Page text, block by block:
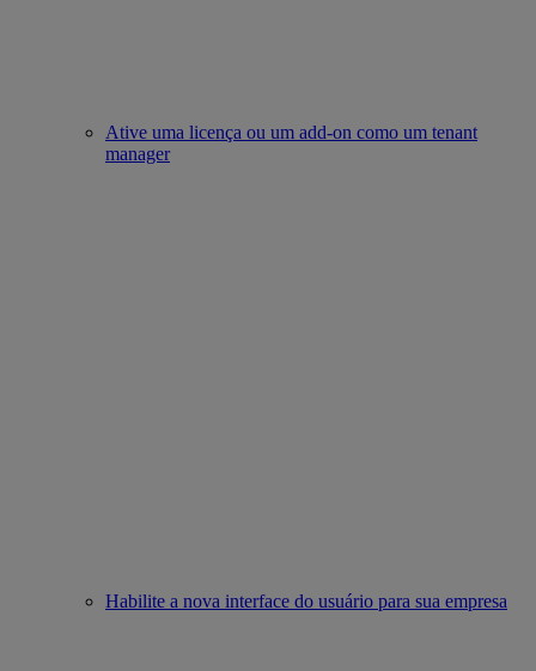
Ative uma licença ou um add-on como um tenant
manager
Habilite a nova interface do usuário para sua empresa